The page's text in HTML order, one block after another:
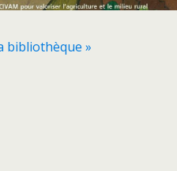
bibliothèque »